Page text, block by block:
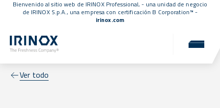
Bienvenido al sitio web de IRINOX Professional, - una unidad de negocio
de IRINOX S.p.A., una empresa con certificación B Corporation™ -
irinox.com
Ver todo